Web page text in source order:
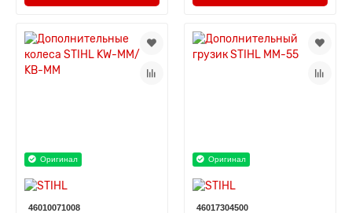
Оригинал
46010071008
Оригинал
46017304500